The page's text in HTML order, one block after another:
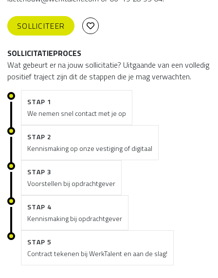
SOLLICITEER
SOLLICITATIEPROCES
Wat gebeurt er na jouw sollicitatie? Uitgaande van een volledig
positief traject zijn dit de stappen die je mag verwachten.
STAP 1
We nemen snel contact met je op
STAP 2
Kennismaking op onze vestiging of digitaal
STAP 3
Voorstellen bij opdrachtgever
STAP 4
Kennismaking bij opdrachtgever
STAP 5
Contract tekenen bij WerkTalent en aan de slag!